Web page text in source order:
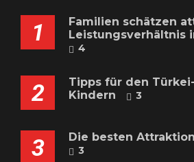
1
Familien schätzen
Leistungsverhältnis
4
2
Tipps für den
Kindern
3
3 Die besten
3